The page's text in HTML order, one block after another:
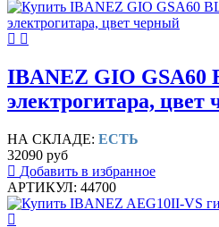
IBANEZ GIO GSA60
электрогитара, цвет
НА СКЛАДЕ: ЕСТЬ
32090 руб
Добавить в избранное
АРТИКУЛ: 44700